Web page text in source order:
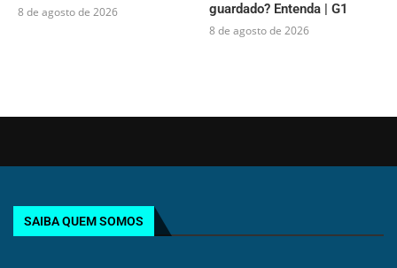
8 de agosto de 2026
guardado? Entenda | G1
8 de agosto de 2026
SAIBA QUEM SOMOS